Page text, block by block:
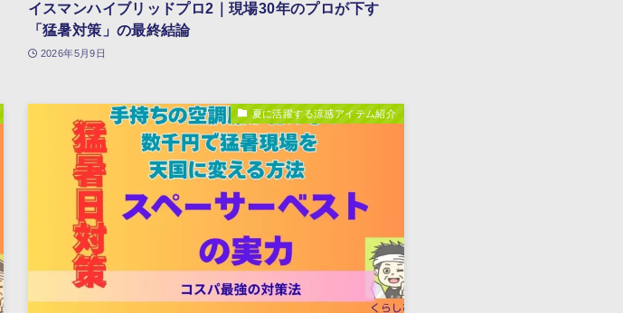
イスマンハイブリッドプロ2｜現場30年のプロが下す
「猛暑対策」の最終結論
2026年5月9日
夏に活躍する涼感アイテム紹介